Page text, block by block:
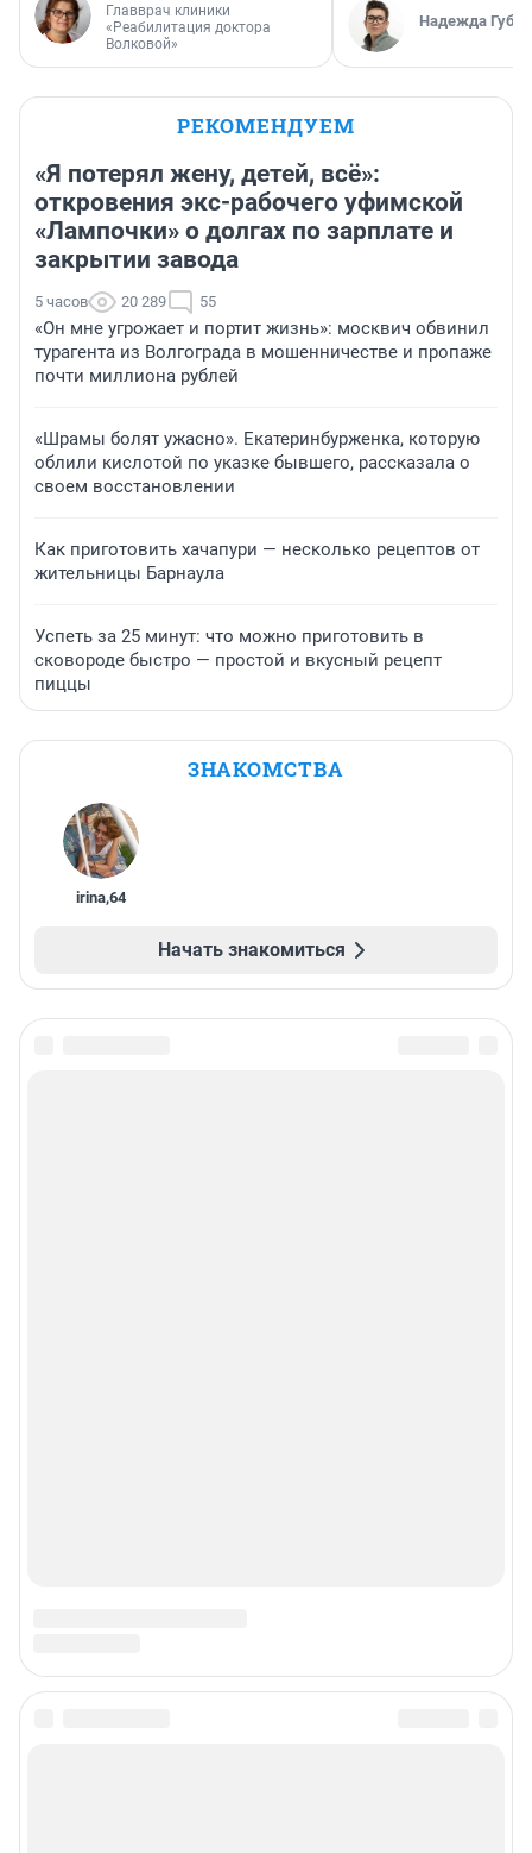
Главврач клиники
«Реабилитация доктора
Волковой»
Надежда
РЕКОМЕНДУЕМ
«Я потерял жену, детей, всё»:
откровения экс-рабочего уфимской
«Лампочки» о долгах по зарплате и
закрытии завода
5 часов 20 289 55
«Он мне угрожает и портит жизнь»: москвич обвинил
турагента из Волгограда в мошенничестве и пропаже
почти миллиона рублей
«Шрамы болят ужасно». Екатеринбурженка, которую
облили кислотой по указке бывшего, рассказала о
своем восстановлении
Как приготовить хачапури — несколько рецептов от
жительницы Барнаула
Успеть за 25 минут: что можно приготовить в
сковороде быстро — простой и вкусный рецепт
пиццы
ЗНАКОМСТВА
irina,64
Начать знакомиться